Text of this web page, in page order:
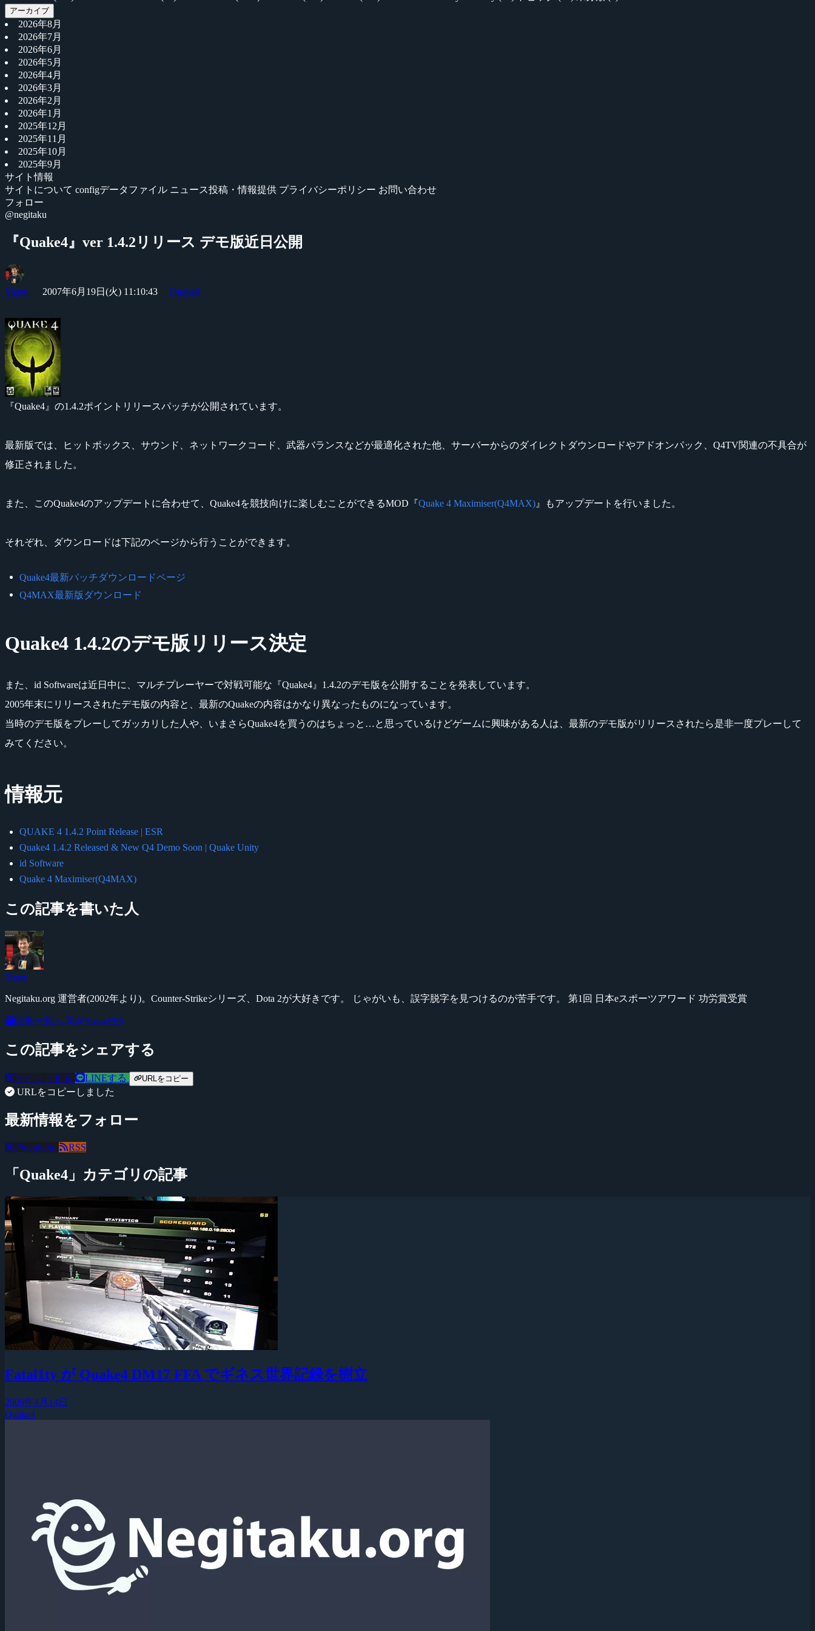
アーカイブ
2026年8月
2026年7月
2026年6月
2026年5月
2026年4月
2026年3月
2026年2月
2026年1月
2025年12月
2025年11月
2025年10月
2025年9月
サイト情報
サイトについて configデータファイル ニュース投稿・情報提供 プライバシーポリシー お問い合わせ
フォロー
@negitaku
『Quake4』ver 1.4.2リリース デモ版近日公開
Yossy 2007年6月19日(火) 11:10:43 Quake4
『Quake4』の1.4.2ポイントリリースパッチが公開されています。
最新版では、ヒットボックス、サウンド、ネットワークコード、武器バランスなどが最適化された他、サーバーからのダイレクトダウンロードやアドオンパック、Q4TV関連の不具合が
修正されました。
また、このQuake4のアップデートに合わせて、Quake4を競技向けに楽しむことができるMOD『Quake 4 Maximiser(Q4MAX) 』もアップデートを行いました。
それぞれ、ダウンロードは下記のページから行うことができます。
Quake4最新パッチダウンロードページ
Q4MAX最新版ダウンロード
Quake4 1.4.2のデモ版リリース決定
また、id Softwareは近日中に、マルチプレーヤーで対戦可能な『Quake4』1.4.2のデモ版を公開することを発表しています。
2005年末にリリースされたデモ版の内容と、最新のQuakeの内容はかなり異なったものになっています。
当時のデモ版をプレーしてガッカリした人や、いまさらQuake4を買うのはちょっと…と思っているけどゲームに興味がある人は、最新のデモ版がリリースされたら是非一度プレーして
みてください。
情報元
QUAKE 4 1.4.2 Point Release | ESR
Quake4 1.4.2 Released & New Q4 Demo Soon | Quake Unity
id Software
Quake 4 Maximiser(Q4MAX)
この記事を書いた人
Yossy
Negitaku.org 運営者(2002年より)。Counter-Strikeシリーズ、Dota 2が大好きです。 じゃがいも、誤字脱字を見つけるのが苦手です。 第1回 日本eスポーツアワード 功労賞受賞
記事一覧へ @YossyFPS
この記事をシェアする
ツイートする LINEする URLをコピー
URLをコピーしました
最新情報をフォロー
@negitaku RSS
「Quake4」カテゴリの記事
Fatal1ty が Quake4 DM17 FFA でギネス世界記録を樹立
2009年4月14日
Quake4